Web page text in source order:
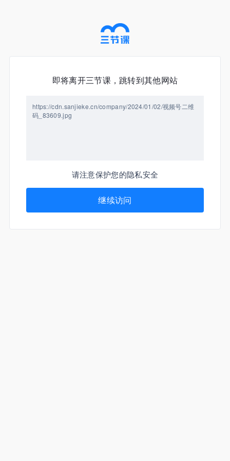
即将离开三节课，跳转到其他网站
https://cdn.sanjieke.cn/company/2024/01/02/视频号二维
码_83609.jpg
请注意保护您的隐私安全
继续访问